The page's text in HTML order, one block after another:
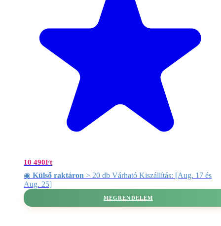
10 490Ft
◉ Külső raktáron > 20 db Várható Kiszállítás: [Aug. 17 és
Aug. 25]
MEGRENDELEM